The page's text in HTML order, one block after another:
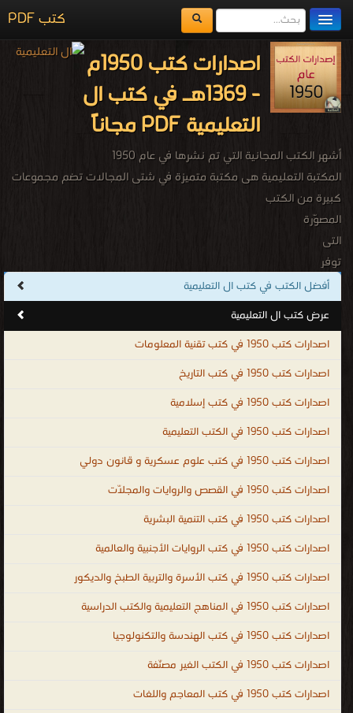
كتب PDF
مكتبة الكتب
المكتبات
يُقرأ حالياً
اضف كتاب
اصدارات كتب 1950م
- 1369هـ في كتب ال
التعليمية PDF مجاناً
أشهر الكتب المجانية التي تم نشرها في عام 1950
المكتبة التعليمية هى مكتبة متميزة في شتى المجالات تضم مجموعات
كبيرة من الكتب
المصوّرة
التى
توفر
التعليم
المستمر
مدى
الحياة
في
المجالات
للمهتمين
بالتعلم
المجالات
التعليم
إرث
الأنبياء
عليهم
السلام
أفضل الكتب في كتب ال التعليمية
عرض كتب ال التعليمية
اصدارات كتب 1950 في كتب تقنية المعلومات
اصدارات كتب 1950 في كتب التاريخ
اصدارات كتب 1950 في كتب إسلامية
اصدارات كتب 1950 في الكتب التعليمية
اصدارات كتب 1950 في كتب علوم عسكرية و قانون دولي
اصدارات كتب 1950 في القصص والروايات والمجلّات
اصدارات كتب 1950 في كتب التنمية البشرية
اصدارات كتب 1950 في كتب الروايات الأجنبية والعالمية
اصدارات كتب 1950 في كتب الأسرة والتربية الطبخ والديكور
اصدارات كتب 1950 في المناهج التعليمية والكتب الدراسية
اصدارات كتب 1950 في كتب الهندسة والتكنولوجيا
اصدارات كتب 1950 في الكتب الغير مصنّفة
اصدارات كتب 1950 في كتب المعاجم واللغات